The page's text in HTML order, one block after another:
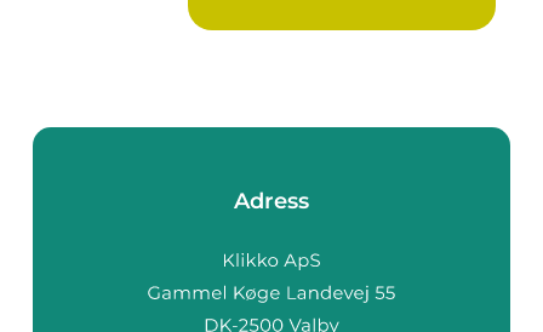
Adress